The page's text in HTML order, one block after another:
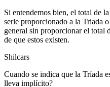
Si entendemos bien, el total de
serle proporcionado a la Triada
general sin proporcionar el total
de que estos existen.
Shilcars
Cuando se indica que la Tríada
lleva implícito?